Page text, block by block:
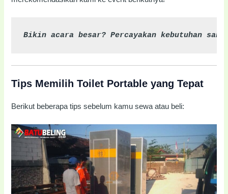
Bikin acara besar? Percayakan kebutuhan
Tips Memilih Toilet Portable yang Tepat
Berikut beberapa tips sebelum kamu sewa atau beli: